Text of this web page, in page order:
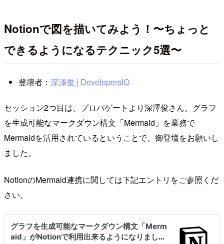
Notionで図を描いてみよう！〜ちょっと
できるようになるテクニック5選〜
登壇者： 深澤俊 | DevelopersIO
セッション2つ目は、プロパゲートより深澤俊さん。グラフ
を生成可能なマークダウン構文「Mermaid」を業務で
Mermaidを活用されているということで、御登壇をお願いし
ました。
NotionのMermaid連携に関しては下記エントリをご参照くだ
さい。